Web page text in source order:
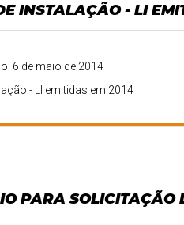
INSTALAÇÃO - LI
6 de maio de 2014
- LI emitidas em 2014
PARA